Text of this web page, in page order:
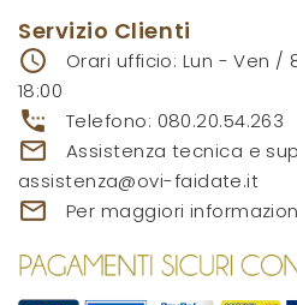
Servizio Clienti
access_time
Orari ufficio: Lun - Ven /
18:00
settings_phone Telefono: 080.20.54.263
mail_outline
Assistenza tecnica e
assistenza@ovi-faidate.it
mail_outline Per maggiori